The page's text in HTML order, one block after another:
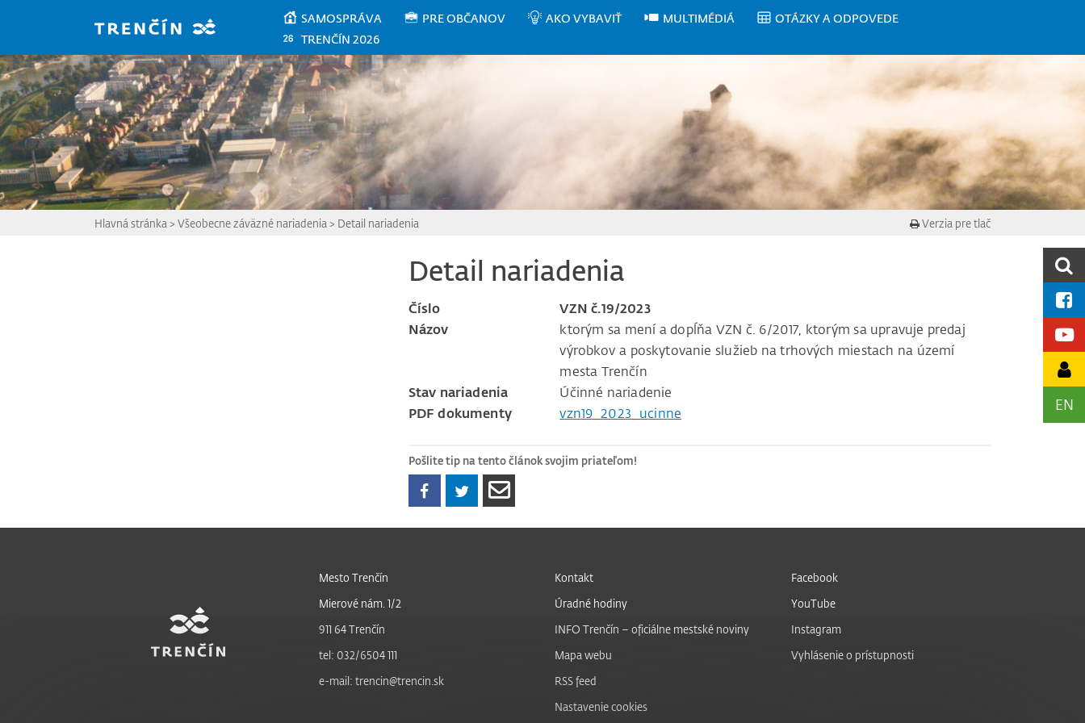
SAMOSPRÁVA PRE OBČANOV AKO VYBAVIŤ MULTIMÉDIÁ
OTÁZKY A ODPOVEDE
TRENČÍN 2026
EN
Hlavná stránka > Všeobecne záväzné nariadenia > Detail nariadenia Verzia pre tlač
Detail nariadenia
Číslo
VZN č.19/2023
Názov
ktorým sa mení a dopĺňa VZN č. 6/2017, ktorým sa upravuje predaj
výrobkov a poskytovanie služieb na trhových miestach na území
mesta Trenčín
Stav nariadenia
Účinné nariadenie
PDF dokumenty
vzn19_2023_ucinne
Pošlite tip na tento článok svojim priateľom!
Mesto Trenčín
Mierové nám. 1/2
911 64 Trenčín
tel: 032/6504 111
e-mail: trencin@trencin.sk
Kontakt
Úradné hodiny
INFO Trenčín – oficiálne mestské noviny
Mapa webu
RSS feed
Nastavenie cookies
Facebook
YouTube
Instagram
Vyhlásenie o prístupnosti